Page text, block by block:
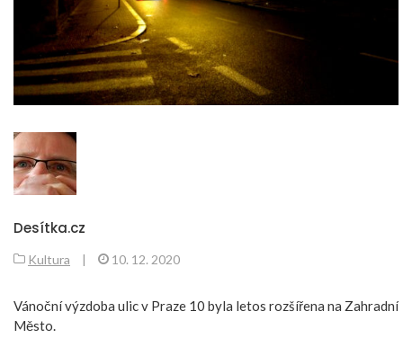
Desítka.cz
Kultura | 10. 12. 2020
Vánoční výzdoba ulic v Praze 10 byla letos rozšířena na Zahradní
Město.